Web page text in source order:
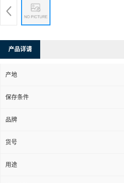
产品详请
产地
保存条件
品牌
货号
用途